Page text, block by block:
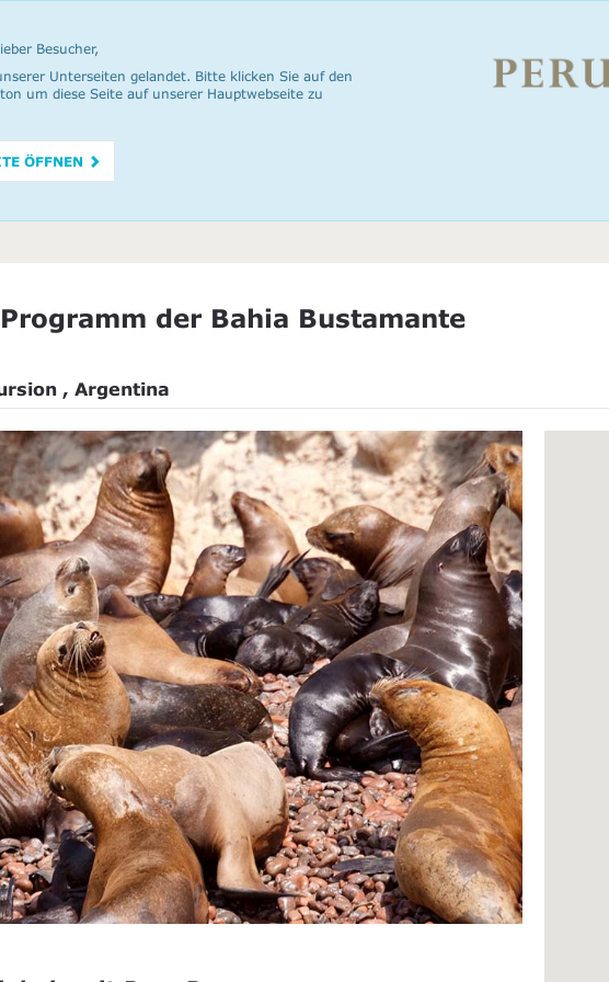
Besucher,
Unterseiten gelandet. Bitte klicken Sie auf den
um diese Seite auf unserer Hauptwebseite zu
ÖFFNEN
der Bahia Bustamante
, Argentina